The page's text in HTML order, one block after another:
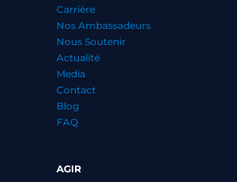
Carrière
Nos Ambassadeurs
Nous Soutenir
Actualité
Media
Contact
Blog
FAQ
AGIR